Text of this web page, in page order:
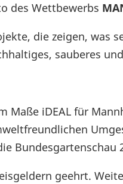
des Wettbewerbs
die zeigen, was
sauberes
Maße iDEAL für
geehrt.